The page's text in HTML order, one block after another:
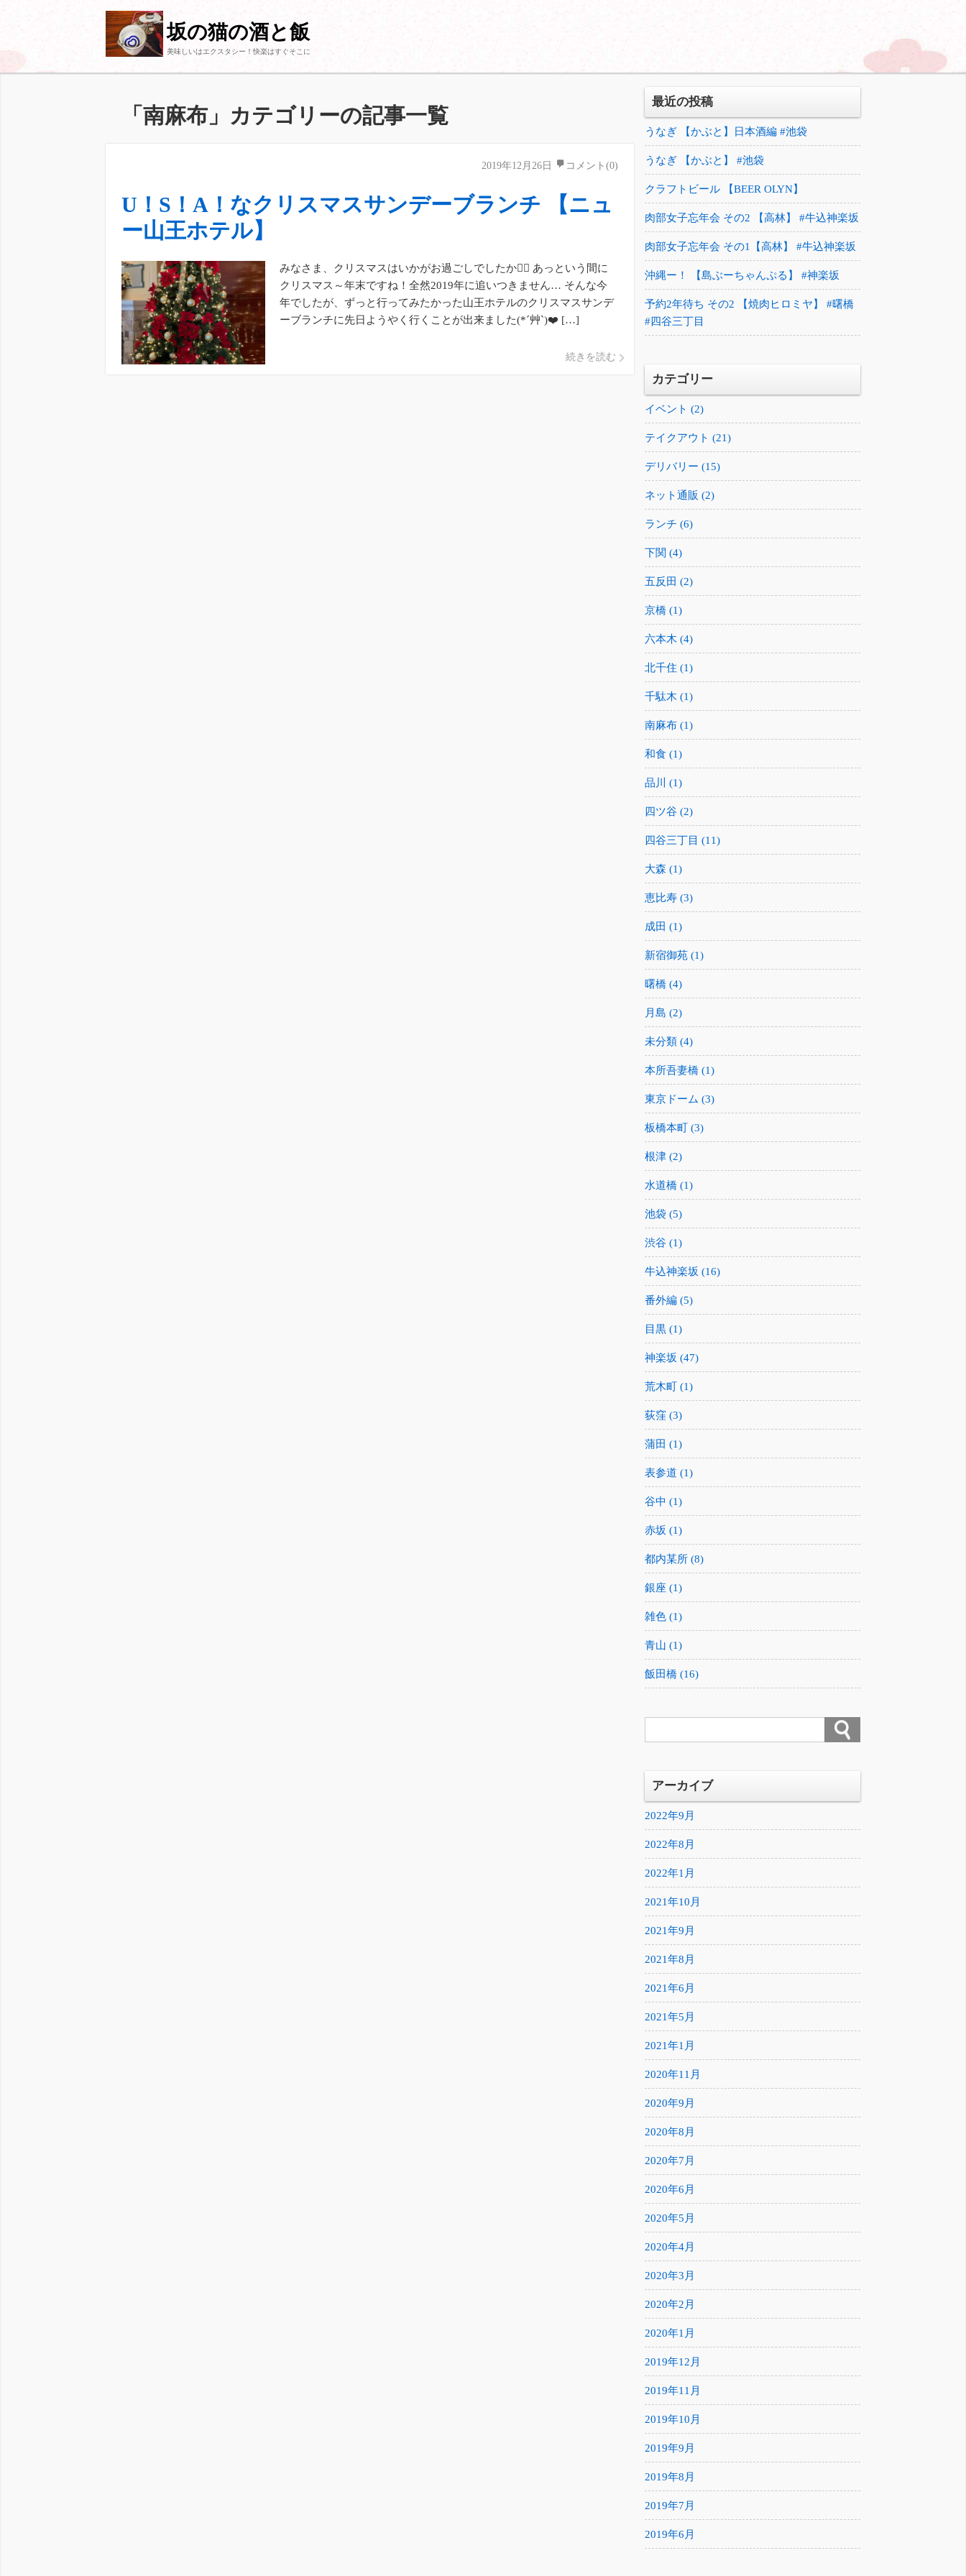
坂の猫の酒と飯
美味しいはエクスタシー！快楽はすぐそこに
「南麻布」カテゴリーの記事一覧
2019年12月26日 コメント(0)
U！S！A！なクリスマスサンデーブランチ 【ニュ
ー山王ホテル】
みなさま、クリスマスはいかがお過ごしでしたか？ あっという間に
クリスマス～年末ですね！全然2019年に追いつきません… そんな今
年でしたが、ずっと行ってみたかった山王ホテルのクリスマスサンデ
ーブランチに先日ようやく行くことが出来ました(*´艸`)❤️ […]
続きを読む
最近の投稿
うなぎ 【かぶと】日本酒編 #池袋
うなぎ 【かぶと】 #池袋
クラフトビール 【BEER OLYN】
肉部女子忘年会 その2 【高林】 #牛込神楽坂
肉部女子忘年会 その1【高林】 #牛込神楽坂
沖縄ー！ 【島ぶーちゃんぷる】 #神楽坂
予約2年待ち その2 【焼肉ヒロミヤ】 #曙橋
#四谷三丁目
カテゴリー
イベント (2)
テイクアウト (21)
デリバリー (15)
ネット通販 (2)
ランチ (6)
下関 (4)
五反田 (2)
京橋 (1)
六本木 (4)
北千住 (1)
千駄木 (1)
南麻布 (1)
和食 (1)
品川 (1)
四ツ谷 (2)
四谷三丁目 (11)
大森 (1)
恵比寿 (3)
成田 (1)
新宿御苑 (1)
曙橋 (4)
月島 (2)
未分類 (4)
本所吾妻橋 (1)
東京ドーム (3)
板橋本町 (3)
根津 (2)
水道橋 (1)
池袋 (5)
渋谷 (1)
牛込神楽坂 (16)
番外編 (5)
目黒 (1)
神楽坂 (47)
荒木町 (1)
荻窪 (3)
蒲田 (1)
表参道 (1)
谷中 (1)
赤坂 (1)
都内某所 (8)
銀座 (1)
雑色 (1)
青山 (1)
飯田橋 (16)
アーカイブ
2022年9月
2022年8月
2022年1月
2021年10月
2021年9月
2021年8月
2021年6月
2021年5月
2021年1月
2020年11月
2020年9月
2020年8月
2020年7月
2020年6月
2020年5月
2020年4月
2020年3月
2020年2月
2020年1月
2019年12月
2019年11月
2019年10月
2019年9月
2019年8月
2019年7月
2019年6月